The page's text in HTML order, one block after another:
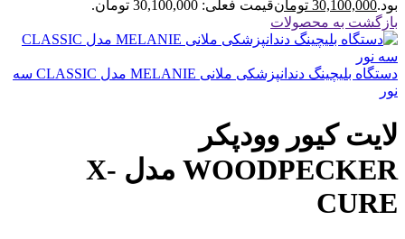
بود.30,100,000 تومانقیمت فعلی: 30,100,000 تومان.
بازگشت به محصولات
دستگاه بلیچینگ دندانپزشکی ملانی MELANIE مدل CLASSIC سه
نور
لایت کیور وودپکر
WOODPECKER مدل X-
CURE